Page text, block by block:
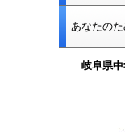
あなたの
岐阜県